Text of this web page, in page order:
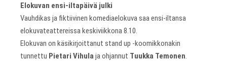
Elokuvan ensi-iltapäivä julki
Vauhdikas ja fiktiivinen komediaelokuva saa ensi-iltansa
elokuvateattereissa keskiviikkona 8.10.
Elokuvan on käsikirjoittanut stand up -koomikkonakin
tunnettu Pietari Vihulaja ohjannut Tuukka Temonen.